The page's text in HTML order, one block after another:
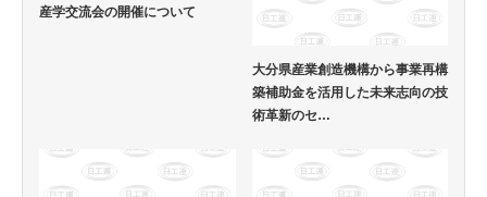
産学交流会の開催について
大分県産業創造機構から事業再構
築補助金を活用した未来志向の技
術革新のセ…